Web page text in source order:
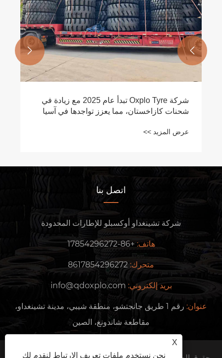
يوم أطفال سعيد!


اتصل بنا
شركة تشينغداو أوكسبلو للإطارات المحدودة
هاتف: +86-17854296272
متحرك: 8617854296272
بريد إلكتروني: info@qdoxplo.com
عنوان:
رقم 1 طريق جانجتشو، منطقة شيبي، مدينة تشينغداو،
مقاطعة شاندونغ، الصين
X
نحن نستخدم ملفات تعريف الارتباط لنقدم لك